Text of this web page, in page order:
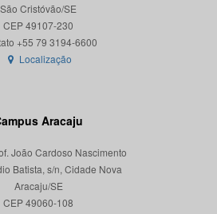
São Cristóvão/SE
CEP 49107-230
Localização
Aracaju
João Cardoso Nascimento
Batista, s/n, Cidade Nova
Aracaju/SE
CEP 49060-108